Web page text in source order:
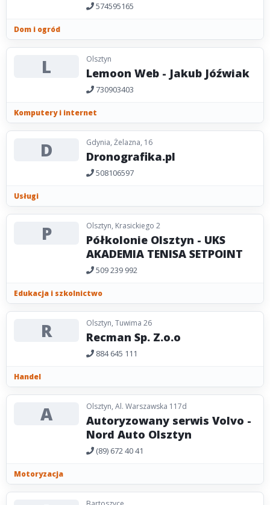
574595165
Dom i ogród
L Olsztyn
Lemoon Web - Jakub Jóźwiak
730903403
Komputery i internet
D Gdynia, Żelazna, 16
Dronografika.pl
508106597
Usługi
P Olsztyn, Krasickiego 2
Półkolonie Olsztyn - UKS
AKADEMIA TENISA SETPOINT
509 239 992
Edukacja i szkolnictwo
R Olsztyn, Tuwima 26
Recman Sp. Z.o.o
884 645 111
Handel
A Olsztyn, Al. Warszawska 117d
Autoryzowany serwis Volvo -
Nord Auto Olsztyn
(89) 672 40 41
Motoryzacja